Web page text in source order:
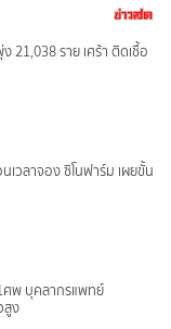
21,038 ราย เศร้า ติดเชื้อ
วลาจอง ซิโนฟาร์ม เผยขั้น
ศพ บุคลากรแพทย์
สูง